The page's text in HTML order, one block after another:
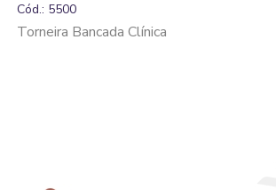
Cód.: 5500
Torneira Bancada Clínica